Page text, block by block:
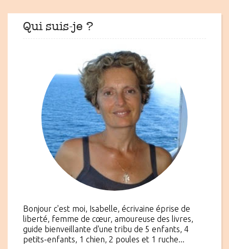
Qui suis-je ?
Bonjour c'est moi, Isabelle, écrivaine éprise de
liberté, femme de cœur, amoureuse des livres,
guide bienveillante d'une tribu de 5 enfants, 4
petits-enfants, 1 chien, 2 poules et 1 ruche...